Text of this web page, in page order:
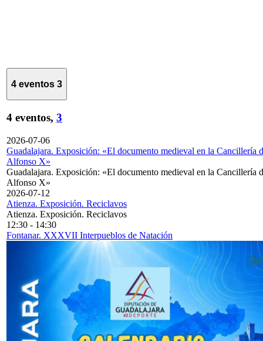
4 eventos 3
4 eventos, 3
2026-07-06
Guadalajara. Exposición: «El documento medieval en la Cancillería
Alfonso X»
Guadalajara. Exposición: «El documento medieval en la Cancillería
Alfonso X»
2026-07-12
Atienza. Exposición. Reciclavos
Atienza. Exposición. Reciclavos
12:30 - 14:30
Fontanar. XXXVII Interpueblos de Natación